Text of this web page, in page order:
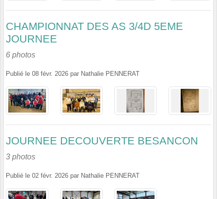
CHAMPIONNAT DES AS 3/4D 5EME
JOURNEE
6 photos
Publié le 08 févr. 2026 par Nathalie PENNERAT
JOURNEE DECOUVERTE BESANCON
3 photos
Publié le 02 févr. 2026 par Nathalie PENNERAT